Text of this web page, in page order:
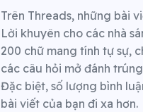
Trên Threads, những bài
Lời khuyên cho các nhà
200 chữ mang tính tự sự,
các câu hỏi mở đánh
Đặc biệt, số lượng bình
bài viết của bạn đi xa hơn.